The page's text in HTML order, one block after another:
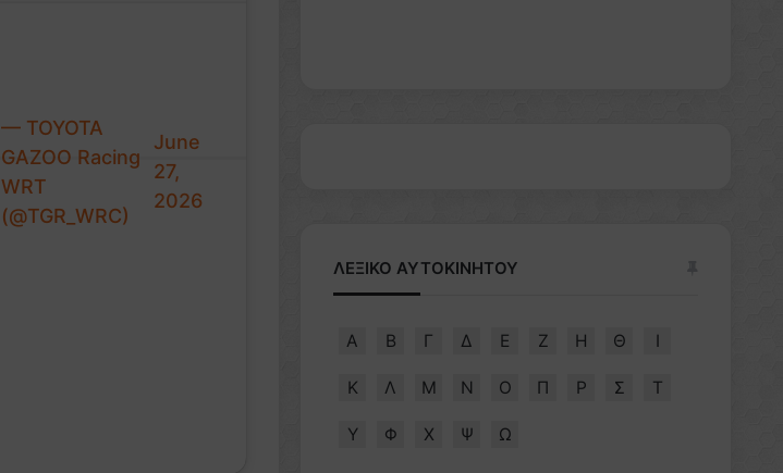
— TOYOTA
GAZOO Racing
WRT
(@TGR_WRC)
June
27,
2026
ΛΕΞΙΚΟ ΑΥΤΟΚΙΝΗΤΟΥ
Α Β Γ Δ Ε Ζ Η Θ Ι
Κ Λ Μ Ν Ο Π Ρ Σ Τ
Υ Φ Χ Ψ Ω